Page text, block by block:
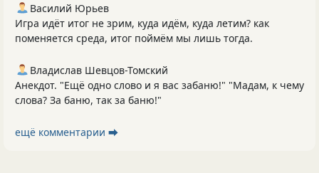
Василий Юрьев
Игра идёт итог не зрим, куда идём, куда летим? как
поменяется среда, итог поймём мы лишь тогда.
Владислав Шевцов-Томский
Анекдот. "Ещё одно слово и я вас забаню!" "Мадам, к чему
слова? За баню, так за баню!"
ещё комментарии ⮕